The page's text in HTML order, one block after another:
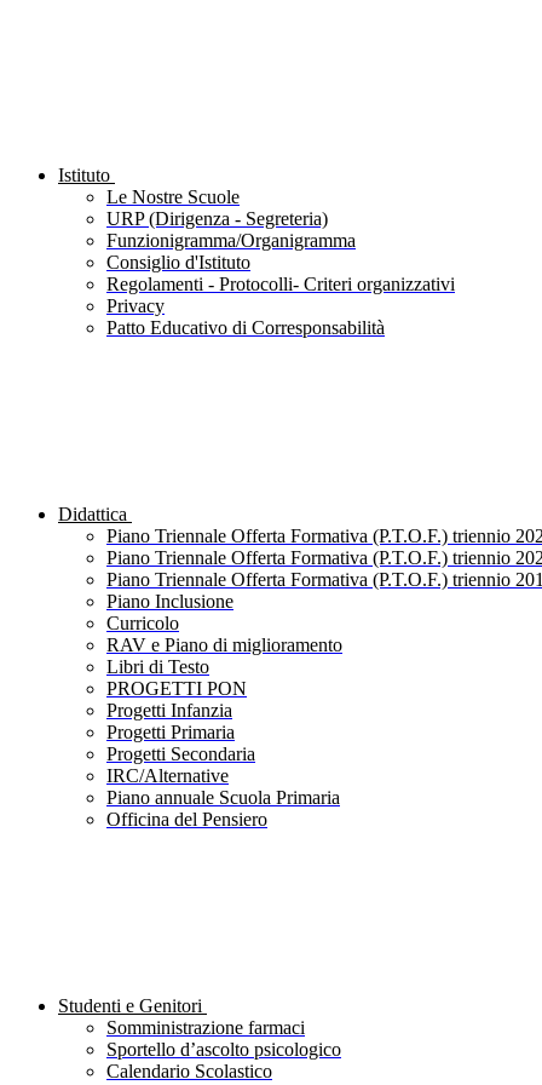
Istituto
Le Nostre Scuole
URP (Dirigenza - Segreteria)
Funzionigramma/Organigramma
Consiglio d'Istituto
Regolamenti - Protocolli- Criteri organizzativi
Privacy
Patto Educativo di Corresponsabilità
Didattica
Piano Triennale Offerta Formativa (P.T.O.F.) triennio
Piano Triennale Offerta Formativa (P.T.O.F.) triennio
Piano Triennale Offerta Formativa (P.T.O.F.) triennio
Piano Inclusione
Curricolo
RAV e Piano di miglioramento
Libri di Testo
PROGETTI PON
Progetti Infanzia
Progetti Primaria
Progetti Secondaria
IRC/Alternative
Piano annuale Scuola Primaria
Officina del Pensiero
Studenti e Genitori
Somministrazione farmaci
Sportello d’ascolto psicologico
Calendario Scolastico